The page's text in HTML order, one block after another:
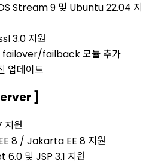
Stream 9 및 Ubuntu 22.04 지
3.0 지원
failback 모듈 추가
업데이트
]
원
8 / Jakarta EE 8 지원
및 JSP 3.1 지원